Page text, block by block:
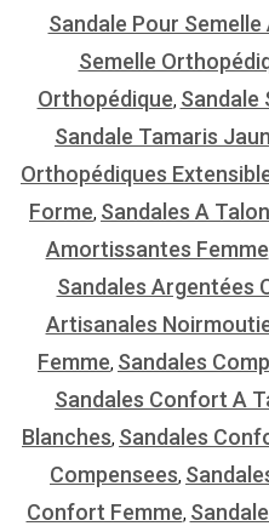
Sandale Pour Semelle
Semelle
Orthopédique, Sandale
Sandale Tamaris
Orthopédiques
Forme, Sandales A
Amortissantes Femme
Sandales Argentées
Artisanales
Femme, Sandales
Sandales Confort A
Blanches, Sandales
Compensees,
Confort Femme,